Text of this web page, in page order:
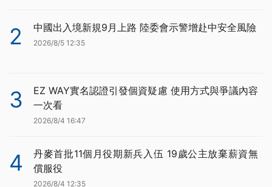
2 中國出入境新規9月上路 陸委會示警增赴中安全風險
2026/8/5 12:35
3
EZ WAY實名認證引發個資疑慮 使用方式與爭議內容
一次看
2026/8/4 16:47
4
丹麥首批11個月役期新兵入伍 19歲公主放棄薪資無
償服役
2026/8/4 12:35